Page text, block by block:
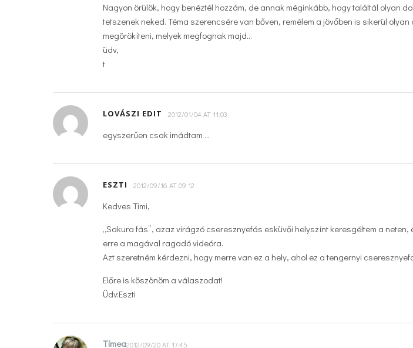
Nagyon örülök, hogy benéztél hozzám, de annak méginkább, hogy találtál olyan
tetszenek neked. Téma szerencsére van bőven, remélem a jövőben is sikerül
megörökíteni, melyek megfognak majd…
üdv,
t
LOVÁSZI EDIT 2012/01/04 AT 11:03
egyszerűen csak imádtam …
ESZTI 2012/09/16 AT 09:12
Kedves Timi,
„Sakura fás”, azaz virágzó cseresznyefás esküvői helyszínt keresgéltem a
erre a magával ragadó videóra.
Azt szeretném kérdezni, hogy merre van ez a hely, ahol ez a tengernyi
Előre is köszönöm a válaszodat!
Üdv:Eszti
Tímea2012/09/20 AT 17:45